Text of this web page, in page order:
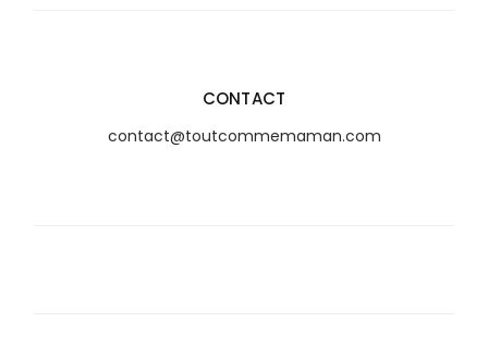
CONTACT
contact@toutcommemaman.com